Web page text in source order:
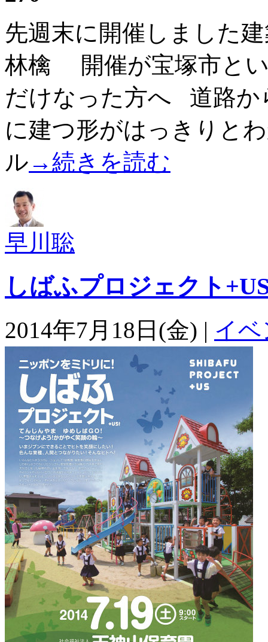
先週末に開催しました
林檎 開催が宝塚市と
だけなった方へ 道路
に建つ形がはっきりと
ル →続きを読む
早川聡
しばふプロジェクト
2014年7月18日(金) | イ